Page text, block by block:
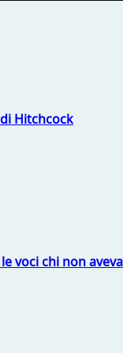
Hitchcock
voci chi non